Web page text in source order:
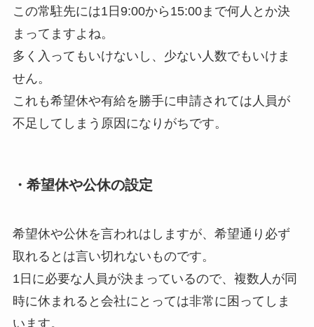
この常駐先には1日9:00から15:00まで何人とか決
まってますよね。
多く入ってもいけないし、少ない人数でもいけま
せん。
これも希望休や有給を勝手に申請されては人員が
不足してしまう原因になりがちです。
・希望休や公休の設定
希望休や公休を言われはしますが、希望通り必ず
取れるとは言い切れないものです。
1日に必要な人員が決まっているので、複数人が同
時に休まれると会社にとっては非常に困ってしま
います。